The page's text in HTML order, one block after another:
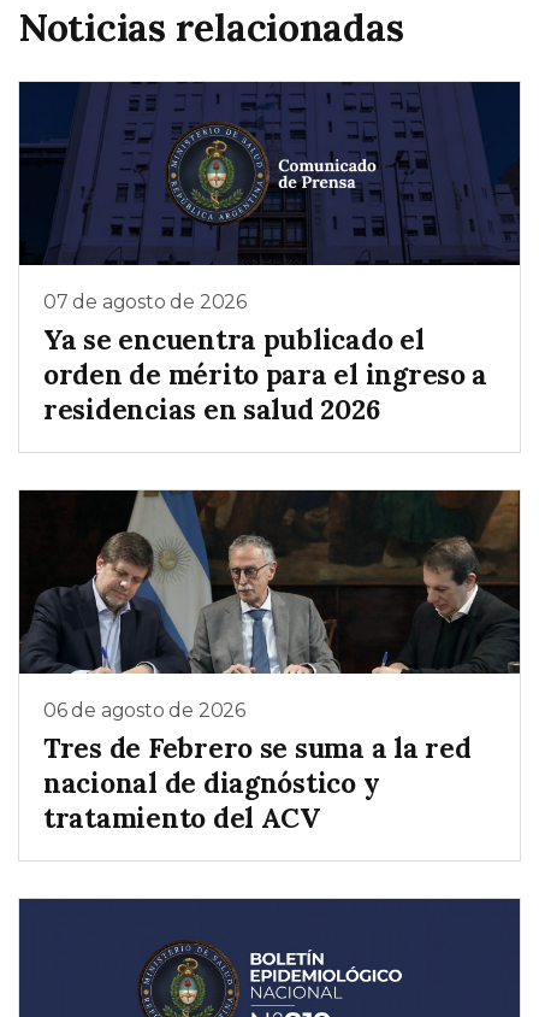
Noticias relacionadas
07 de agosto de 2026
Ya se encuentra publicado el
orden de mérito para el ingreso a
residencias en salud 2026
06 de agosto de 2026
Tres de Febrero se suma a la red
nacional de diagnóstico y
tratamiento del ACV